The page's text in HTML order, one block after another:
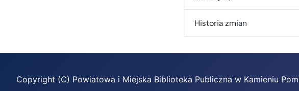
Historia zmian
Copyright (C) Powiatowa i Miejska Biblioteka Publiczna w Kamieniu